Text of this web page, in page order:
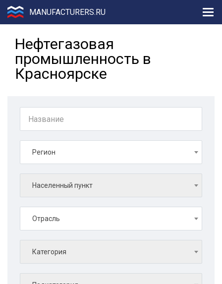
MANUFACTURERS.RU
Нефтегазовая
промышленность в
Красноярске
Регион
Населенный пункт
Отрасль
Категория